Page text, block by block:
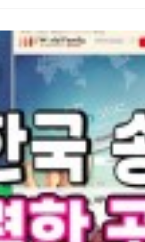
인이 추천하는 일본 신용카드
높은 카드는?
한국에 사후 신고를 했어요. 일
들고 영사관에 가니 금방
적등본(고세키토본)에 제 이름이
확인하세요.
질문서 작성) 결혼비자의 꽃
제일 공이 많이 들어갔어요. 내
포즈 경위, 사용 언어 등... 거의
해두세요. 저희는 두 사람이 함
모님과 함께 찍은 사진이 있으면
유리하다고 하더라고요.
보증과 경제력) 일본 정부가
금만 축내는 거 아냐?"라는 점인
마 안 돼서 소득 증빙이 조금